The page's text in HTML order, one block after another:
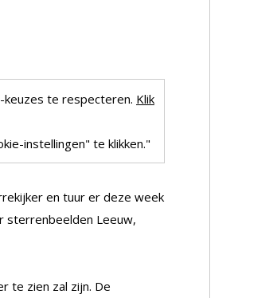
keuzes te respecteren. Klik
instellingen" te klikken."
en tuur er deze week
sterrenbeelden Leeuw,
te zien zal zijn. De